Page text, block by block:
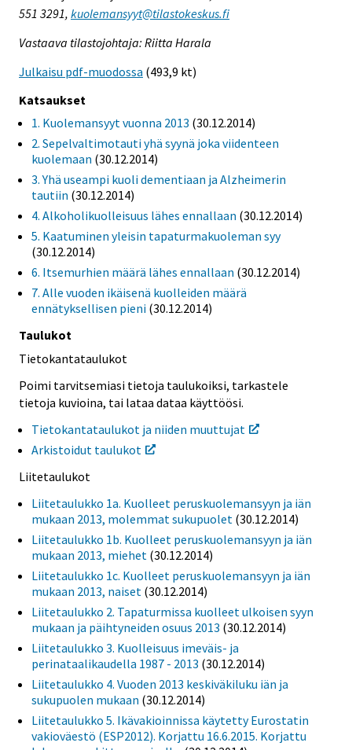
551 3291, kuolemansyyt@tilastokeskus.fi
Vastaava tilastojohtaja: Riitta Harala
Julkaisu pdf-muodossa (493,9 kt)
Katsaukset
1. Kuolemansyyt vuonna 2013 (30.12.2014)
2. Sepelvaltimotauti yhä syynä joka viidenteen
kuolemaan (30.12.2014)
3. Yhä useampi kuoli dementiaan ja Alzheimerin
tautiin (30.12.2014)
4. Alkoholikuolleisuus lähes ennallaan (30.12.2014)
5. Kaatuminen yleisin tapaturmakuoleman syy
(30.12.2014)
6. Itsemurhien määrä lähes ennallaan (30.12.2014)
7. Alle vuoden ikäisenä kuolleiden määrä
ennätyksellisen pieni (30.12.2014)
Taulukot
Tietokantataulukot
Poimi tarvitsemiasi tietoja taulukoiksi, tarkastele
tietoja kuvioina, tai lataa dataa käyttöösi.
Tietokantataulukot ja niiden muuttujat
Arkistoidut taulukot
Liitetaulukot
Liitetaulukko 1a. Kuolleet peruskuolemansyyn ja iän
mukaan 2013, molemmat sukupuolet (30.12.2014)
Liitetaulukko 1b. Kuolleet peruskuolemansyyn ja iän
mukaan 2013, miehet (30.12.2014)
Liitetaulukko 1c. Kuolleet peruskuolemansyyn ja iän
mukaan 2013, naiset (30.12.2014)
Liitetaulukko 2. Tapaturmissa kuolleet ulkoisen syyn
mukaan ja päihtyneiden osuus 2013 (30.12.2014)
Liitetaulukko 3. Kuolleisuus imeväis- ja
perinataalikaudella 1987 - 2013 (30.12.2014)
Liitetaulukko 4. Vuoden 2013 keskiväkiluku iän ja
sukupuolen mukaan (30.12.2014)
Liitetaulukko 5. Ikävakioinnissa käytetty Eurostatin
vakioväestö (ESP2012). Korjattu 16.6.2015. Korjattu